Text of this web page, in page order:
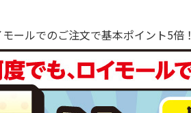
ールでのご注文で基本ポイント5倍！